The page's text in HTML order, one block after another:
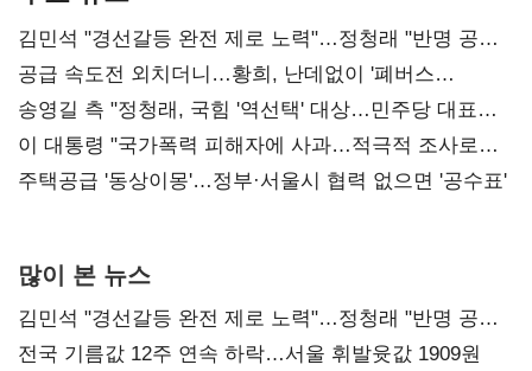
김민석 "경선갈등 완전 제로 노력"…정청래 "반명 공세
사과부터"
공급 속도전 외치더니…황희, 난데없이 '폐버스
리모델링' 제안
송영길 측 "정청래, 국힘 '역선택' 대상…민주당 대표로
총선 지휘 못해"
이 대통령 "국가폭력 피해자에 사과…적극적 조사로
진실 밝혀야"
주택공급 '동상이몽'…정부·서울시 협력 없으면 '공수표'
많이 본 뉴스
김민석 "경선갈등 완전 제로 노력"…정청래 "반명 공세
사과부터"
전국 기름값 12주 연속 하락…서울 휘발윳값 1909원